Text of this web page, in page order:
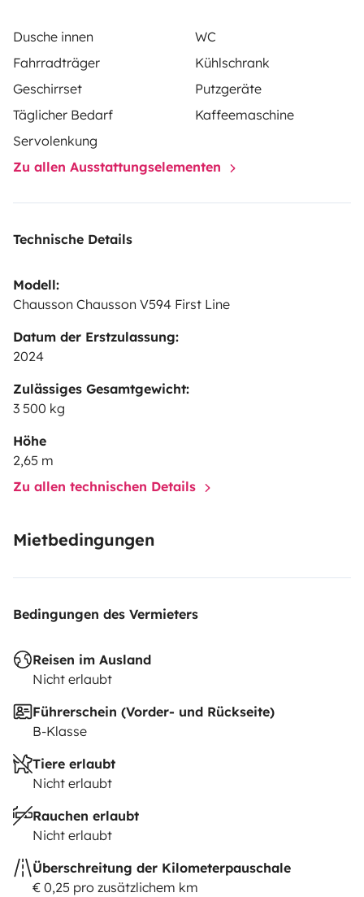
Dusche innen
WC
Fahrradträger
Kühlschrank
Geschirrset
Putzgeräte
Täglicher Bedarf
Kaffeemaschine
Servolenkung
Zu allen Ausstattungselementen
Technische Details
Modell:
Chausson Chausson V594 First Line
Datum der Erstzulassung:
2024
Zulässiges Gesamtgewicht:
3 500 kg
Höhe
2,65 m
Zu allen technischen Details
Mietbedingungen
Bedingungen des Vermieters
Reisen im Ausland
Nicht erlaubt
Führerschein (Vorder- und Rückseite)
B-Klasse
Tiere erlaubt
Nicht erlaubt
Rauchen erlaubt
Nicht erlaubt
Überschreitung der Kilometerpauschale
€ 0,25 pro zusätzlichem km